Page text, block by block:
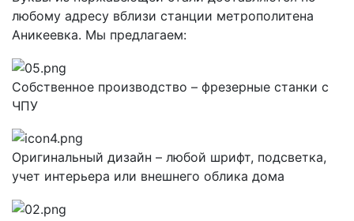
любому адресу вблизи станции метрополитена
Аникеевка. Мы предлагаем:
Собственное производство – фрезерные станки с
ЧПУ
Оригинальный дизайн – любой шрифт, подсветка,
учет интерьера или внешнего облика дома